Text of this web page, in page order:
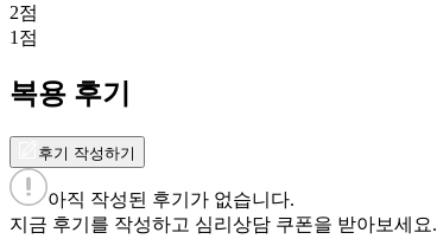
2점
1 점
복용 후기
후기 작성하기
아직 작성된 후기가 없습니다.
지금 후기를 작성하고 심리상담 쿠폰을 받아보세요.